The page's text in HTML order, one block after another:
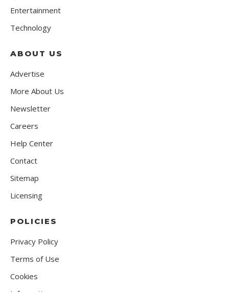
Entertainment
Technology
ABOUT US
Advertise
More About Us
Newsletter
Careers
Help Center
Contact
Sitemap
Licensing
POLICIES
Privacy Policy
Terms of Use
Cookies